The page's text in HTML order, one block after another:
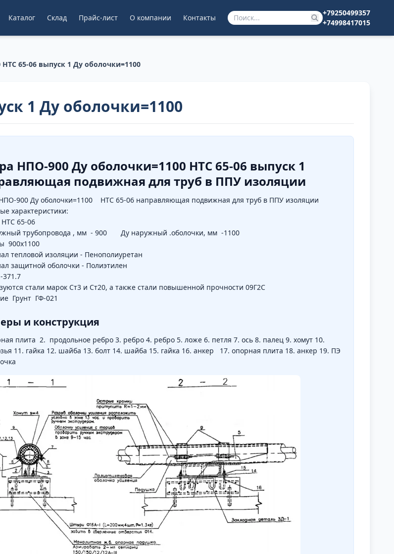
Каталог Склад Прайс-лист О компании Контакты
+79250499357
+74998417015
65-06 выпуск 1 Ду оболочки=1100
1 Ду оболочки=1100
НПО-900 Ду оболочки=1100 НТС 65-06 выпуск 1
подвижная для труб в ППУ изоляции
900 Ду оболочки=1100 НТС 65-06 направляющая подвижная для труб в ППУ изоляции
характеристики:
65-06
трубопровода , мм - 900 Ду наружный .оболочки, мм -1100
900х1100
тепловой изоляции - Пенополиуретан
защитной оболочки - Полиэтилен
371.7
стали марок Ст3 и Ст20, а также стали повышенной прочности 09Г2С
Грунт ГФ-021
и конструкция
плита 2. продольное ребро 3. ребро 4. ребро 5. ложе 6. петля 7. ось 8. палец 9. хомут 10.
11. гайка 12. шайба 13. болт 14. шайба 15. гайка 16. анкер 17. опорная плита 18. анкер 19. ПЭ